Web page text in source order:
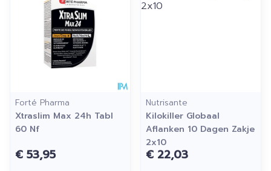
Forté Pharma
Xtraslim Max 24h Tabl
60 Nf
€ 53,95
Nutrisante
Kilokiller Globaal
Aflanken 10 Dagen Zakje
2x10
€ 22,03